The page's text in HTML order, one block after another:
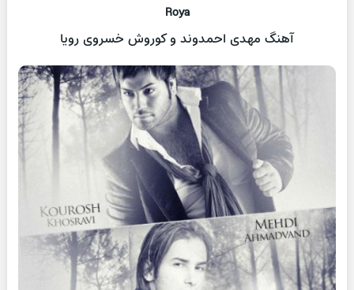
Roya
آهنگ مهدی احمدوند و کوروش خسروی رویا